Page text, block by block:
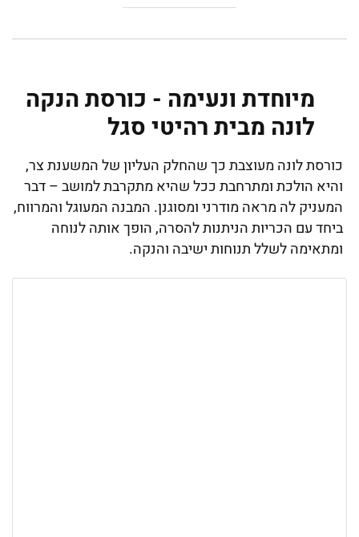
מיוחדת ונעימה - כורסת הנקה
לונה מבית רהיטי סגל
כורסת לונה מעוצבת כך שהחלק העליון של המשענת צר,
והיא הולכת ומתרחבת ככל שהיא מתקרבת למושב – דבר
המעניק לה מראה מודרני ומסוגנן. המבנה המעוגל והמרווח,
ביחד עם הכריות הניתנות להסרה, הופך אותה לנוחה
ומתאימה לשלל תנוחות ישיבה והנקה.